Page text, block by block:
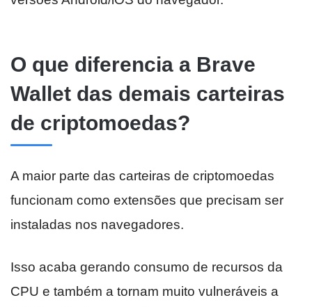
O que diferencia a Brave
Wallet das demais carteiras
de criptomoedas?
A maior parte das carteiras de criptomoedas
funcionam como extensões que precisam ser
instaladas nos navegadores.
Isso acaba gerando consumo de recursos da
CPU e também a tornam muito vulneráveis a